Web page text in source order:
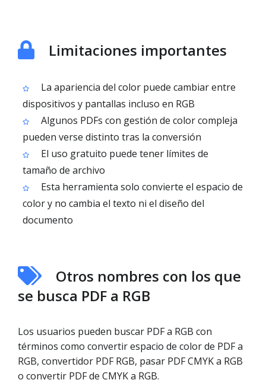
Limitaciones importantes
La apariencia del color puede cambiar entre
dispositivos y pantallas incluso en RGB
Algunos PDFs con gestión de color compleja
pueden verse distinto tras la conversión
El uso gratuito puede tener límites de
tamaño de archivo
Esta herramienta solo convierte el espacio de
color y no cambia el texto ni el diseño del
documento
Otros nombres con los que
se busca PDF a RGB
Los usuarios pueden buscar PDF a RGB con
términos como convertir espacio de color de PDF a
RGB, convertidor PDF RGB, pasar PDF CMYK a RGB
o convertir PDF de CMYK a RGB.